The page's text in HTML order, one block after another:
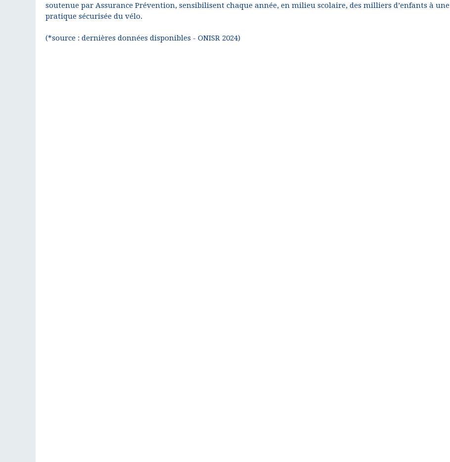
soutenue par Assurance Prévention, sensibilisent chaque année, en milieu scolaire, des milliers d’enfants à une
pratique sécurisée du vélo.
(*source : dernières données disponibles - ONISR 2024)